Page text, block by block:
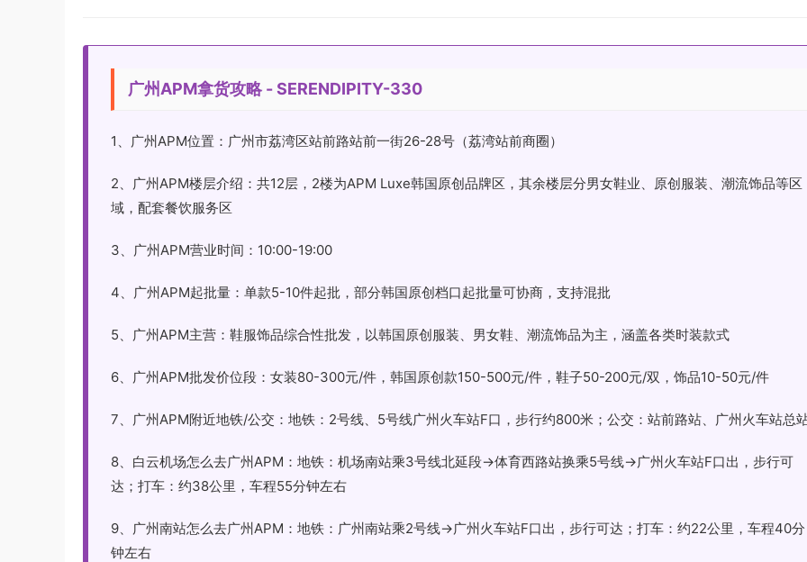
广州APM拿货攻略 - SERENDIPITY-330
1、广州APM位置：广州市荔湾区站前路站前一街26-28号（荔湾站前商圈）
2、广州APM楼层介绍：共12层，2楼为APM Luxe韩国原创品牌区，其余楼层分男女鞋业、原创服装、潮流饰品等区
域，配套餐饮服务区
3、广州APM营业时间：10:00-19:00
4、广州APM起批量：单款5-10件起批，部分韩国原创档口起批量可协商，支持混批
5、广州APM主营：鞋服饰品综合性批发，以韩国原创服装、男女鞋、潮流饰品为主，涵盖各类时装款式
6、广州APM批发价位段：女装80-300元/件，韩国原创款150-500元/件，鞋子50-200元/双，饰品10-50元/件
7、广州APM附近地铁/公交：地铁：2号线、5号线广州火车站F口，步行约800米；公交：站前路站、广州火车站总
8、白云机场怎么去广州APM：地铁：机场南站乘3号线北延段→体育西路站换乘5号线→广州火车站F口出，步行可
达；打车：约38公里，车程55分钟左右
9、广州南站怎么去广州APM：地铁：广州南站乘2号线→广州火车站F口出，步行可达；打车：约22公里，车程40分
钟左右